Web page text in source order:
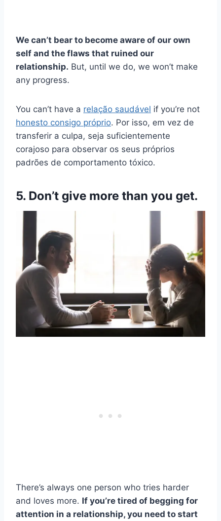
We can’t bear to become aware of our own
self and the flaws that ruined our
relationship. But, until we do, we won’t make
any progress.
You can’t have a relação saudável if you’re not
honesto consigo próprio. Por isso, em vez de
transferir a culpa, seja suficientemente
corajoso para observar os seus próprios
padrões de comportamento tóxico.
5. Don’t give more than you get.
There’s always one person who tries harder
and loves more. If you’re tired of begging for
attention in a relationship, you need to start